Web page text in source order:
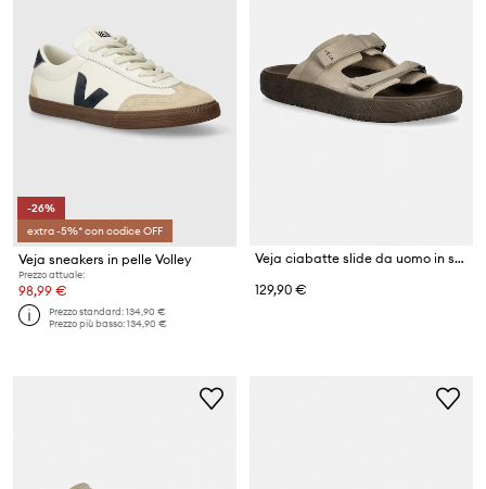
-26%
extra -5%* con codice OFF
Veja sneakers in pelle Volley
Prezzo attuale:
98,99 €
Prezzo standard:134,90 €
Prezzo più basso:134,90 €
Veja ciabatte slide da uomo in scamoscio ARPOADOR SUEDE
129,90 €